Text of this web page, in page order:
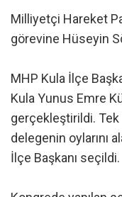
Milliyetçi Hareket
görevine Hüseyin
MHP Kula İlçe
Kula Yunus Emre
gerçekleştirildi.
delegenin oylarını
İlçe Başkanı seçildi.